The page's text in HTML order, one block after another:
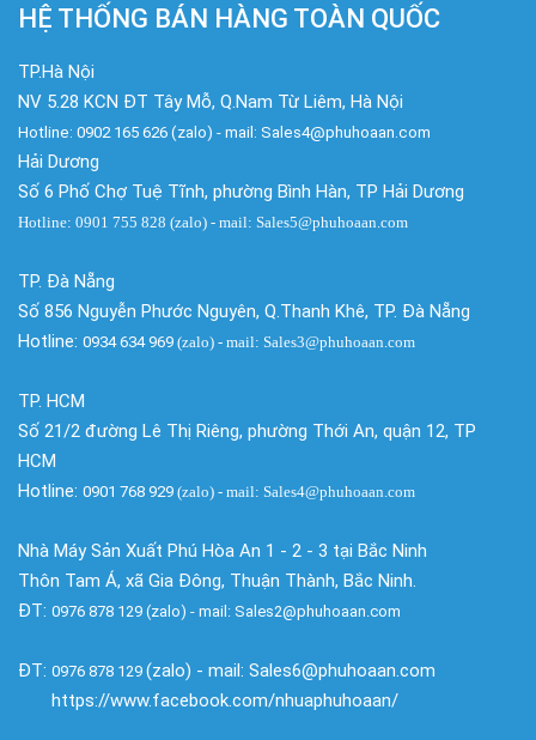
HỆ THỐNG BÁN HÀNG TOÀN QUỐC
TP.Hà Nội
NV 5.28 KCN ĐT Tây Mỗ, Q.Nam Từ Liêm, Hà Nội
Hotline: 0902 165 626 (zalo) - mail: Sales4@phuhoaan.com
Hải Dương
Số 6 Phố Chợ Tuệ Tĩnh, phường Bình Hàn, TP Hải Dương
Hotline: 0901 755 828 (zalo) - mail: Sales5@phuhoaan.com
TP. Đà Nẵng
Số 856 Nguyễn Phước Nguyên, Q.Thanh Khê, TP. Đà Nẵng
Hotline: 0934 634 969 (zalo) - mail: Sales3@phuhoaan.com
TP. HCM
Số 21/2 đường Lê Thị Riêng, phường Thới An, quận 12, TP
HCM
Hotline: 0901 768 929 (zalo) - mail: Sales4@phuhoaan.com
Nhà Máy Sản Xuất Phú Hòa An 1 - 2 - 3 tại Bắc Ninh
Thôn Tam Á, xã Gia Đông, Thuận Thành, Bắc Ninh.
ĐT: 0976 878 129 (zalo) - mail: Sales2@phuhoaan.com
ĐT: 0976 878 129 (zalo) - mail: Sales6@phuhoaan.com
https://www.facebook.com/nhuaphuhoaan/